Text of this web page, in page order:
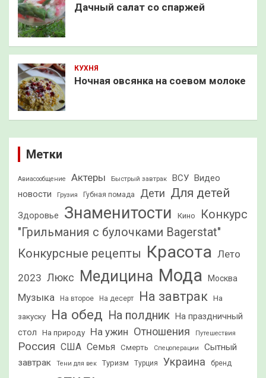
Дачный салат со спаржей
КУХНЯ
Ночная овсянка на соевом молоке
Метки
Авиасообщение Актеры Быстрый завтрак ВСУ Видео
новости
Грузия Губная помада Дети Для детей
Здоровье Знаменитости Кино
Конкурс
"Грильмания с булочками Bagerstat"
Конкурсные рецепты Красота Лето
2023 Люкс Медицина Мода Москва
Музыка На второе На десерт На завтрак На
закуску На обед На полдник На праздничный
стол
На природу На ужин Отношения Путешествия
Россия США Семья Смерть Спецоперации
Сытный
завтрак
Тени для век Туризм Турция Украина бренд